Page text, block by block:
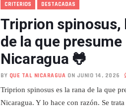
CRITERIOS DESTACADAS
Triprion spinosus,
de la que
Nicaragua 🐸
BY QUE TAL NICARAGUA ON JUNIO 14, 2026
Triprion spinosus es la rana de la que
Nicaragua. Y lo hace con razón. Se